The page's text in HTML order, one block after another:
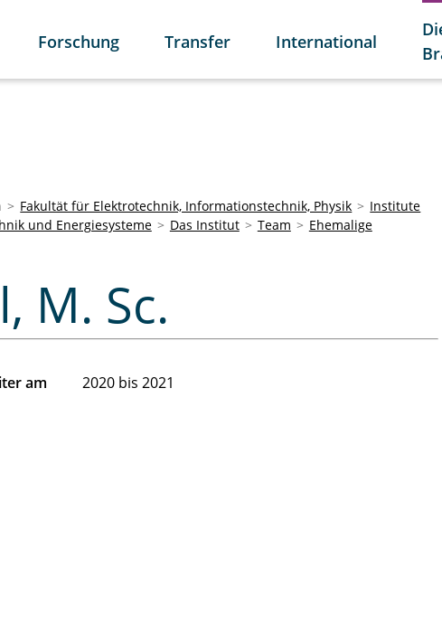
Forschung Transfer International
Fakultät für Elektrotechnik, Informationstechnik, Physik
Institute
und Energiesysteme
Das Institut Team Ehemalige
M. Sc.
am
2020 bis 2021